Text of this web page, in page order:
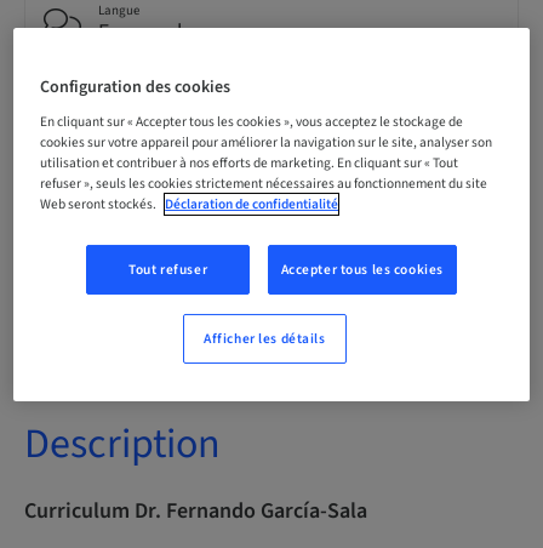
Langue
Espagnole
0.00 Points
Méthode de livraison
Description
Curriculum Dr. Fernando García-Sala
Configuration des cookies
En cliquant sur « Accepter tous les cookies », vous acceptez le stockage de
cookies sur votre appareil pour améliorer la navigation sur le site, analyser son
utilisation et contribuer à nos efforts de marketing. En cliquant sur « Tout
refuser », seuls les cookies strictement nécessaires au fonctionnement du site
Web seront stockés. Déclaration de confidentialité
Tout refuser Accepter tous les cookies
Afficher les détails